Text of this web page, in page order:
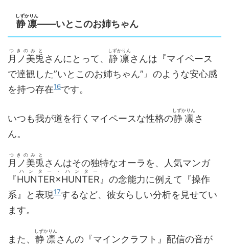
静凛
しずかりん
――いとこのお姉ちゃん
月ノ美兎
つきのみと
さんにとって、 静凛
しずかりん
さんは『マイペース
で達観した”いとこのお姉ちゃん”』のような安心感
を持つ存在16です。
いつも我が道を行くマイペースな性格の静凛
しずかりん
さ
ん。
月ノ美兎
つきのみと
さんはその独特なオーラを、人気マンガ
『HUNTER×HUNTER
ハンター・ハンター
』の念能力に例えて『操作
系』と表現17するなど、彼女らしい分析を見せてい
ます。
また、 静凛
しずかりん
さんの『マインクラフト』配信の音が